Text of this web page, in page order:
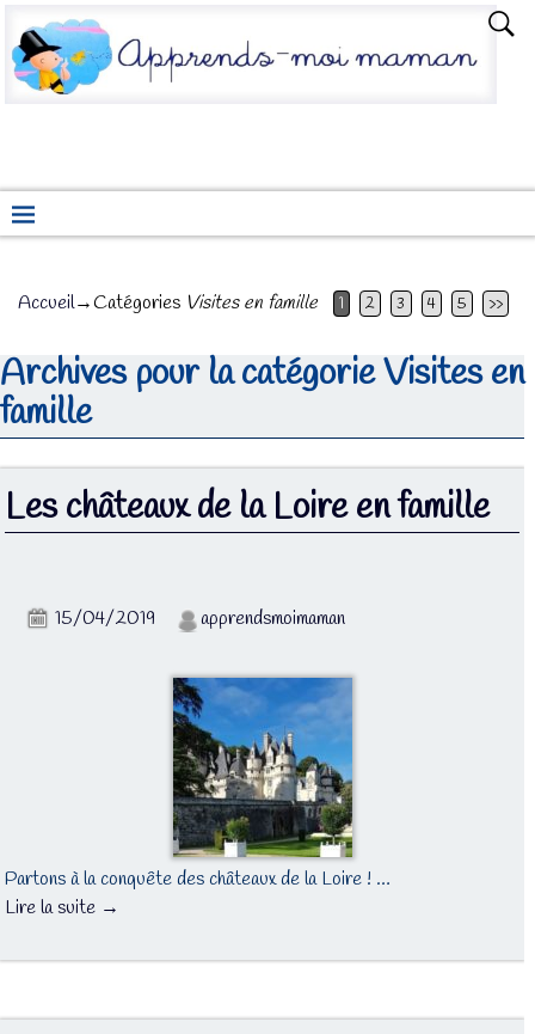
Accueil→Catégories Visites en famille 1 2 3 4 5 >>
Archives pour la catégorieVisites en
famille
Les châteaux de la Loire en famille
15/04/2019 apprendsmoimaman
Partons à la conquête des châteaux de la Loire ! …
Lire la suite →